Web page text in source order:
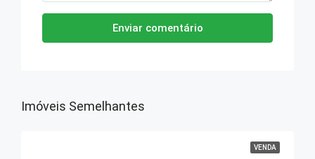
Enviar comentário
Imóveis Semelhantes
VENDA